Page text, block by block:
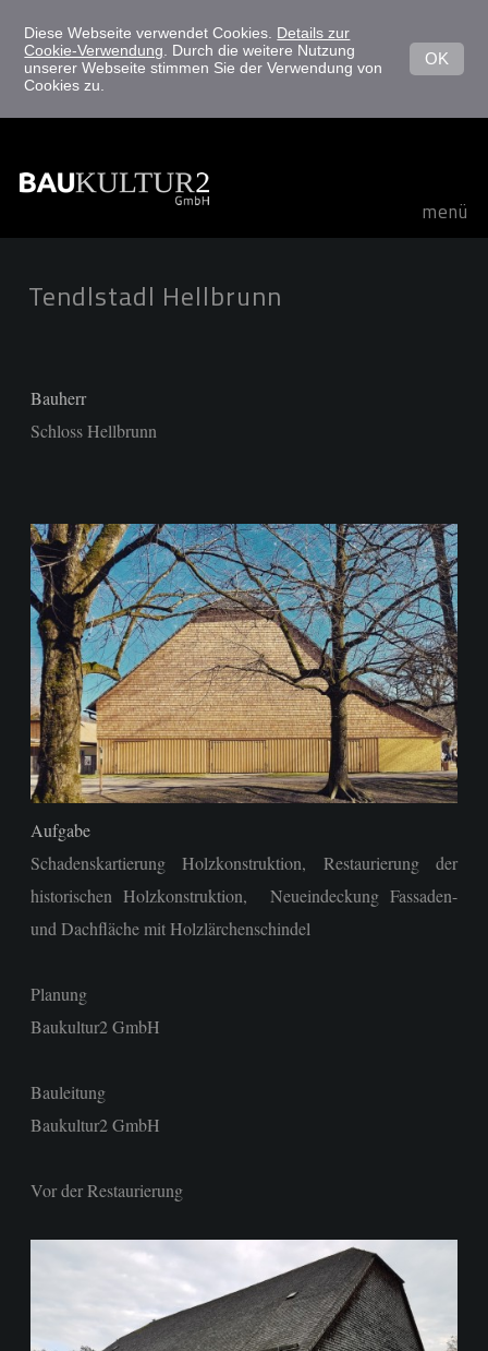
Diese Webseite verwendet Cookies. Details zur
Cookie-Verwendung . Durch die weitere Nutzung
unserer Webseite stimmen Sie der Verwendung von
Cookies zu.
OK
menü
Tendlstadl Hellbrunn
Bauherr
Schloss Hellbrunn
Aufgabe
Schadenskartierung Holzkonstruktion, Restaurierung der
historischen Holzkonstruktion, Neueindeckung Fassaden-
und Dachfläche mit Holzlärchenschindel
Planung
Baukultur2 GmbH
Bauleitung
Baukultur2 GmbH
Vor der Restaurierung